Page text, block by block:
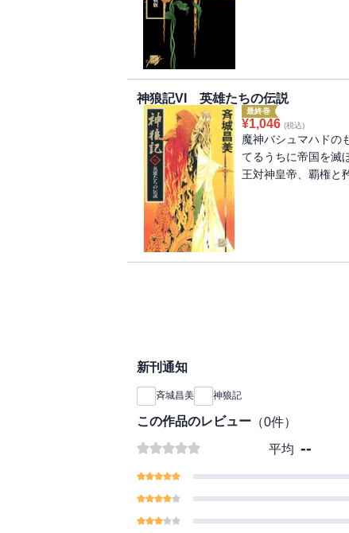
神狼記VI 英雄たちの伝説
最終巻
¥1,046 (税込)
魔神バシュマハドの
てるうちに帝国を滅
王対神皇帝、覇権と
新刊通知
斉城昌美 神狼記
この作品のレビュー （0件）
平均 --